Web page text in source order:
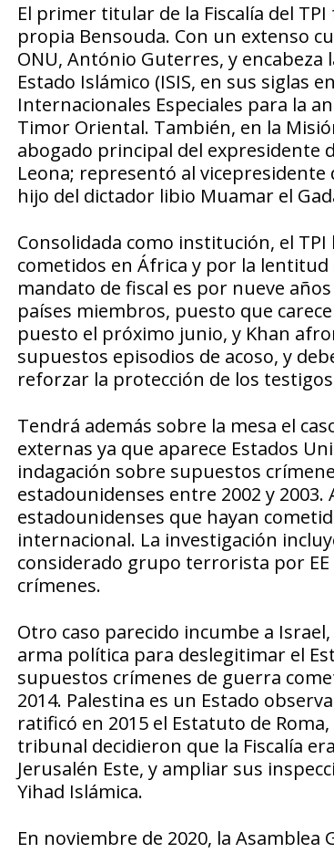
El primer titular de la Fiscalía del
propia Bensouda. Con un extenso
ONU, António Guterres, y
Estado Islámico (ISIS, en sus siglas
Internacionales Especiales para la
Timor Oriental. También, en la
abogado principal del expresidente
Leona; representó al vicepresidente
hijo del dictador libio Muamar el
Consolidada como institución, el
cometidos en África y por la lentitud
mandato de fiscal es por nueve
países miembros, puesto que
puesto el próximo junio, y Khan
supuestos episodios de acoso, y
reforzar la protección de los
Tendrá además sobre la mesa el
externas ya que aparece Estados
indagación sobre supuestos
estadounidenses entre 2002 y
estadounidenses que hayan
internacional. La investigación
considerado grupo terrorista por
crímenes.
Otro caso parecido incumbe a
arma política para deslegitimar el
supuestos crímenes de guerra
2014. Palestina es un Estado
ratificó en 2015 el Estatuto de
tribunal decidieron que la Fiscalía
Jerusalén Este, y ampliar sus
Yihad Islámica.
En noviembre de 2020, la